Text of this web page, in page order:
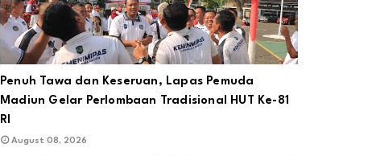
Penuh Tawa dan Keseruan, Lapas Pemuda
Madiun Gelar Perlombaan Tradisional HUT Ke-81
RI
August 08, 2026